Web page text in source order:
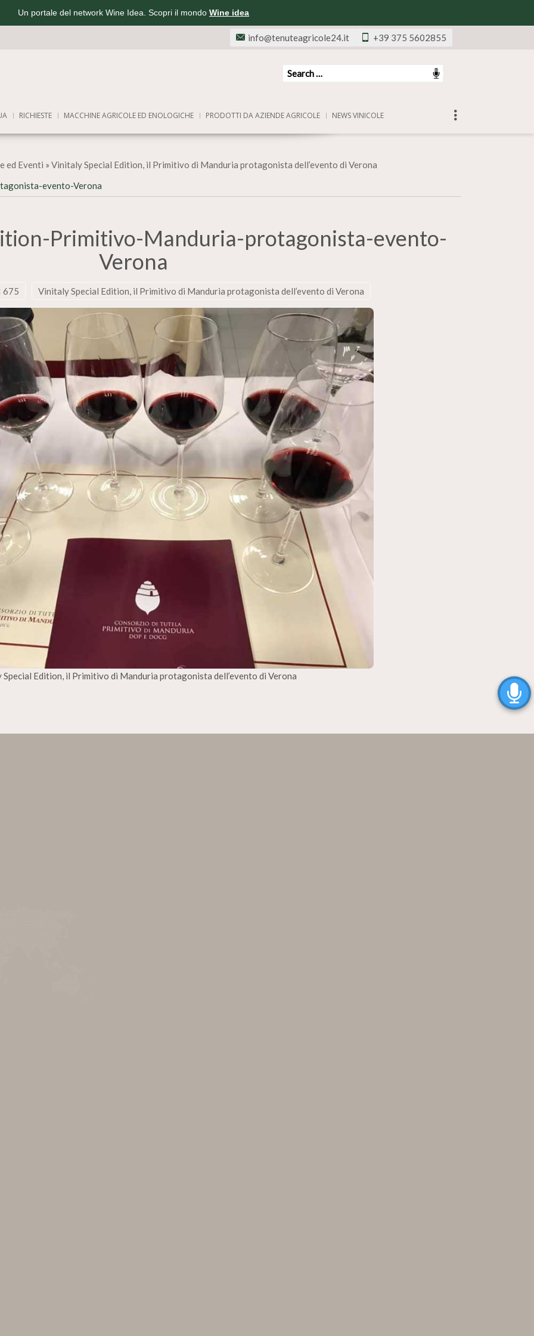
Un portale del network Wine Idea. Scopri il mondo Wine idea
+39 375 5602855
info@tenuteagricole24.it
RICHIESTE MACCHINE AGRICOLE ED ENOLOGICHE PRODOTTI DA AZIENDE AGRICOLE NEWS VINICOLE
ed Eventi » Vinitaly Special Edition, il Primitivo di Manduria protagonista dell’evento di Verona
evento-Verona
Primitivo-Manduria-protagonista-evento-
Verona
675 Vinitaly Special Edition, il Primitivo di Manduria protagonista dell’evento di Verona
Edition, il Primitivo di Manduria protagonista dell’evento di Verona